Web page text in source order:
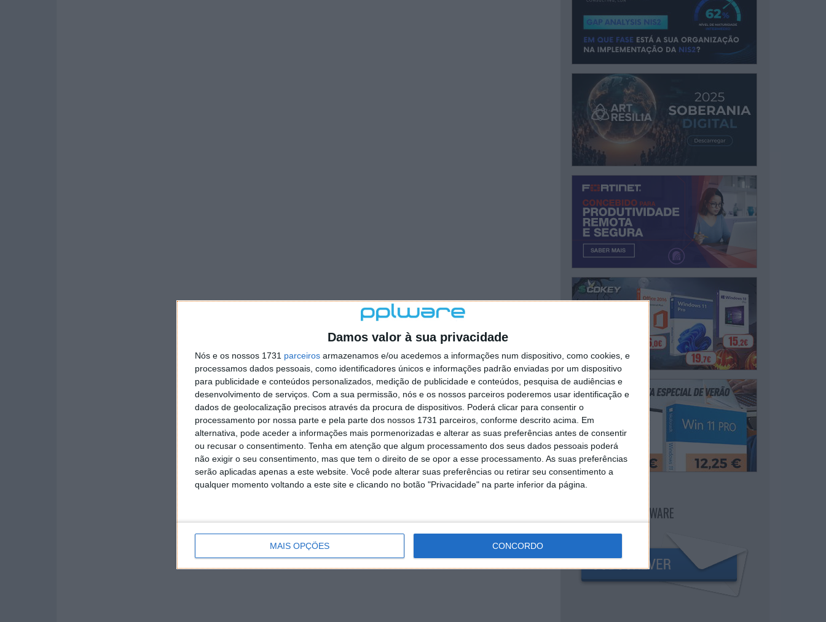
Damos valor à sua privacidade
Nós e os nossos 1731 parceiros armazenamos e/ou acedemos a informações num dispositivo, como cookies, e
processamos dados pessoais, como identificadores únicos e informações padrão enviadas por um dispositivo
para publicidade e conteúdos personalizados, medição de publicidade e conteúdos, pesquisa de audiências e
desenvolvimento de serviços. Com a sua permissão, nós e os nossos parceiros poderemos usar identificação e
dados de geolocalização precisos através da procura de dispositivos. Poderá clicar para consentir o
processamento por nossa parte e pela parte dos nossos 1731 parceiros, conforme descrito acima. Em
alternativa, pode aceder a informações mais pormenorizadas e alterar as suas preferências antes de consentir
ou recusar o consentimento. Tenha em atenção que algum processamento dos seus dados pessoais poderá
não exigir o seu consentimento, mas que tem o direito de se opor a esse processamento. As suas preferências
serão aplicadas apenas a este website. Você pode alterar suas preferências ou retirar seu consentimento a
qualquer momento voltando a este site e clicando no botão "Privacidade" na parte inferior da página.
MAIS OPÇÕES CONCORDO
NEWSLETTER PPLWARE